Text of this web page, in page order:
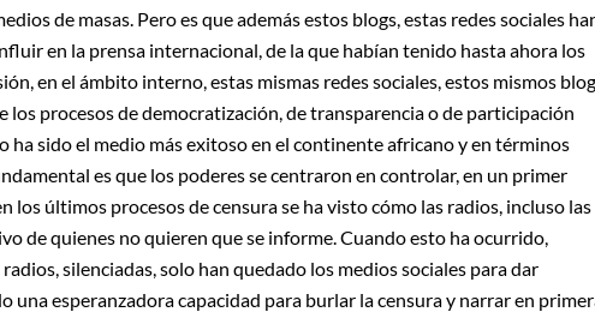
de masas. Pero es que además estos blogs, estas redes sociales
en la prensa internacional, de la que habían tenido hasta ahora los
en el ámbito interno, estas mismas redes sociales, estos mismos
los procesos de democratización, de transparencia o de participación
ha sido el medio más exitoso en el continente africano y en términos
es que los poderes se centraron en controlar, en un primer
los últimos procesos de censura se ha visto cómo las radios, incluso las
de quienes no quieren que se informe. Cuando esto ha ocurrido,
silenciadas, solo han quedado los medios sociales para dar
una esperanzadora capacidad para burlar la censura y narrar en